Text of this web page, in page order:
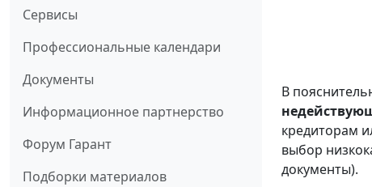
Сервисы
Профессиональные календари
Документы
Информационное партнерство
Форум Гарант
Подборки материалов
В
кредиторам
выбор
документы).